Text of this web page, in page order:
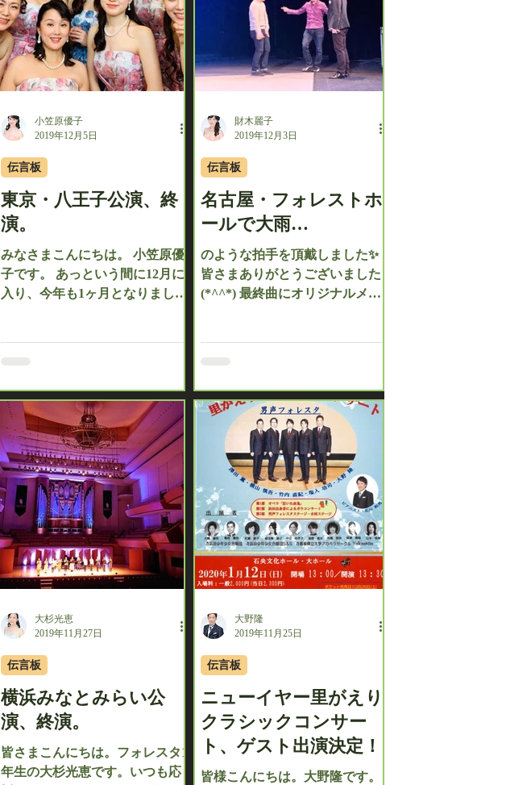
東京・八王子公演、終
演。
みなさまこんにちは。 小笠原優
子です。 あっという間に12月に
入り、今年も1ヶ月となりまし
八王子には、7回も伺わせていた
だいておりますので、ながーい
お...
伝言板
小笠原優子
2019年12月5日
名古屋・フォレストホ
ールで大雨…
のような拍手を頂戴しました✨
皆さまありがとうございました
(*^^*) 最終曲にオリジナルメジ
れは熱い拍手で感激でした。...
伝言板
財木麗子
2019年12月3日
横浜みなとみらい公
演、終演。
皆さまこんにちは。フォレスタ1
年生の大杉光恵です。いつも応
伝言板
大杉光恵
2019年11月27日
ニューイヤー里がえり
クラシックコンサー
ト、ゲスト出演決定！
皆様こんにちは。大野隆です。
伝言板
大野隆
2019年11月25日